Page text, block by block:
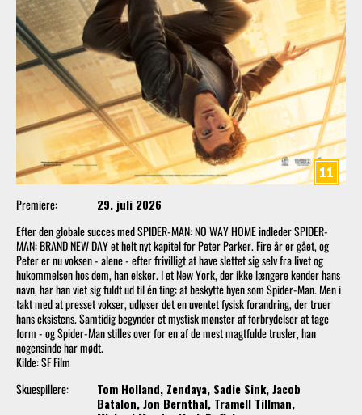
Premiere:
29. juli 2026
Efter den globale succes med SPIDER-MAN: NO WAY HOME indleder SPIDER-
MAN: BRAND NEW DAY et helt nyt kapitel for Peter Parker. Fire år er gået, og
Peter er nu voksen - alene - efter frivilligt at have slettet sig selv fra livet og
hukommelsen hos dem, han elsker. I et New York, der ikke længere kender hans
navn, har han viet sig fuldt ud til én ting: at beskytte byen som Spider-Man. Men i
takt med at presset vokser, udløser det en uventet fysisk forandring, der truer
hans eksistens. Samtidig begynder et mystisk mønster af forbrydelser at tage
form - og Spider-Man stilles over for en af de mest magtfulde trusler, han
nogensinde har mødt.
Kilde: SF Film
Skuespillere:
Tom Holland, Zendaya, Sadie Sink, Jacob
Batalon, Jon Bernthal, Tramell Tillman,